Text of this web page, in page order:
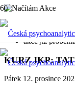
« Všechny Akce
akce již
KURZ IKP: TAT
Pátek 12. prosince